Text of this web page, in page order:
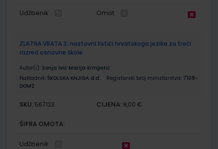
Udžbenik Omot
ZLATNA VRATA 3; nastavni listići hrvatskoga jezika za treći
razred osnovne škole
Autor(i): Sonja Ivić Marija Krmpotić
Nakladnik: ŠKOLSKA KNJIGA d.d. Registarski broj ministarstva: 7108-
DOM2
SKU: 567123 CIJENA: 8,00 €
ŠIFRA OMOTA:
Udžbenik